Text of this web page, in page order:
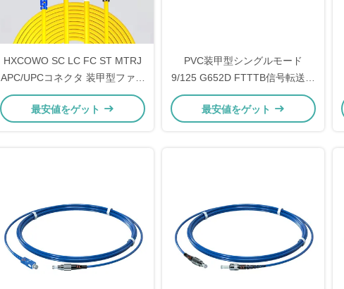
HXCOWO SC LC FC ST MTRJ
APC/UPCコネクタ 装甲型ファイ
バーオプティカルパッチコード
1
最安値をゲット
PVC装甲型シングルモード
9/125 G652D FTTTB信号転送の
ためのSimplex SC/UPC-LC/UPC
光ファイバーパッチコード
最安値をゲット